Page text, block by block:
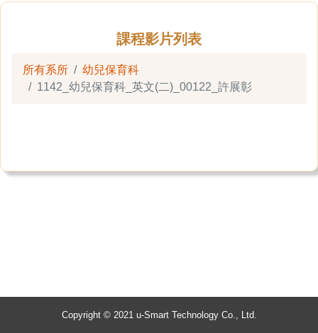
課程影片列表
所有系所
幼兒保育科
1142_幼兒保育科_英文(二)_00122_許展彰
Copyright © 2021 u-Smart Technology Co., Ltd.